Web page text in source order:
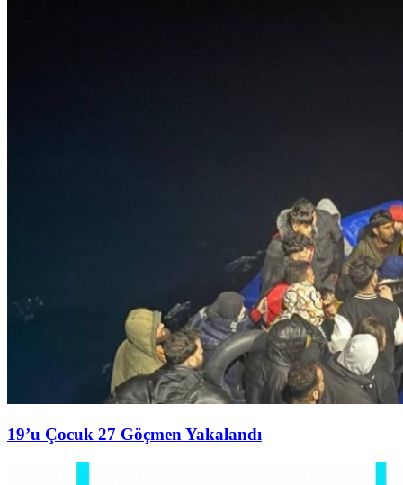
19’u Çocuk 27 Göçmen Yakalandı